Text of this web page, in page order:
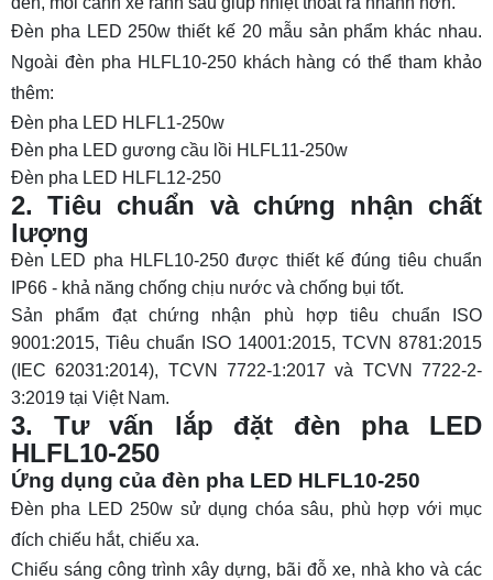
Đèn pha LED 250w thiết kế 20 mẫu sản phẩm khác nhau.
Ngoài đèn pha HLFL10-250 khách hàng có thể tham khảo
thêm:
Đèn pha LED HLFL1-250w
Đèn pha LED gương cầu lồi HLFL11-250w
Đèn pha LED HLFL12-250
2. Tiêu chuẩn và chứng nhận chất
lượng
Đèn LED pha HLFL10-250 được thiết kế đúng tiêu chuẩn
IP66 - khả năng chống chịu nước và chống bụi tốt.
Sản phẩm đạt chứng nhận phù hợp tiêu chuẩn ISO
9001:2015, Tiêu chuẩn ISO 14001:2015, TCVN 8781:2015
(IEC 62031:2014), TCVN 7722-1:2017 và TCVN 7722-2-
3:2019 tại Việt Nam.
3. Tư vấn lắp đặt đèn pha LED
HLFL10-250
Ứng dụng của đèn pha LED HLFL10-250
Đèn pha LED 250w sử dụng chóa sâu, phù hợp với mục
đích chiếu hắt, chiếu xa.
Chiếu sáng công trình xây dựng, bãi đỗ xe, nhà khovà các